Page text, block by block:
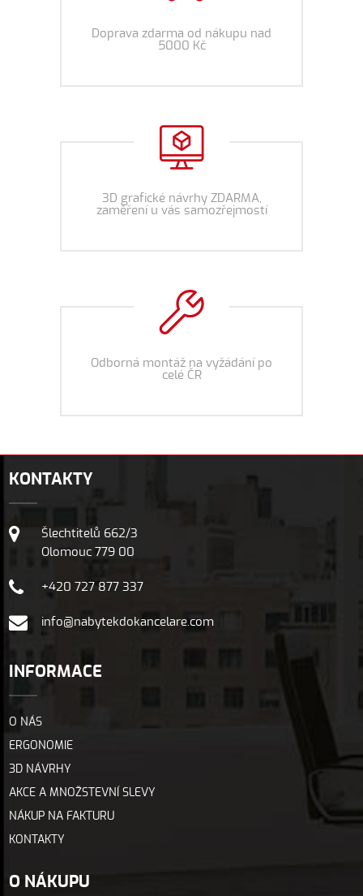
Doprava zdarma od nákupu nad
5000 Kč
3D grafické návrhy ZDARMA,
zaměření u vás samozřejmostí
Odborná montáž na vyžádání po
celé ČR
KONTAKTY
Šlechtitelů 662/3
Olomouc 779 00
+420 727 877 337
info@nabytekdokancelare.com
INFORMACE
O NÁS
ERGONOMIE
3D NÁVRHY
AKCE A MNOŽSTEVNÍ SLEVY
NÁKUP NA FAKTURU
KONTAKTY
O NÁKUPU